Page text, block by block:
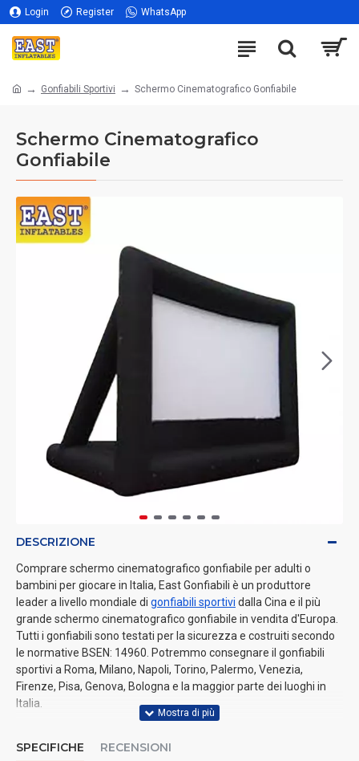
Login Register WhatsApp
Gonfiabili Sportivi Schermo Cinematografico Gonfiabile
Schermo Cinematografico
Gonfiabile
DESCRIZIONE
Comprare schermo cinematografico gonfiabile per adulti o
bambini per giocare in Italia, East Gonfiabili è un produttore
leader a livello mondiale di gonfiabili sportivi dalla Cina e il più
grande schermo cinematografico gonfiabile in vendita d'Europa.
Tutti i gonfiabili sono testati per la sicurezza e costruiti secondo
le normative BSEN: 14960. Potremmo consegnare il gonfiabili
sportivi a Roma, Milano, Napoli, Torino, Palermo, Venezia,
Firenze, Pisa, Genova, Bologna e la maggior parte dei luoghi in
Italia.
SPECIFICHE RECENSIONI